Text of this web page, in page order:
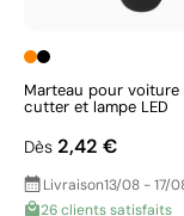
Marteau pour voiture
cutter et lampe LED
Dès 2,42 €
Livraison13/08 - 17/
26 clients satisfaits